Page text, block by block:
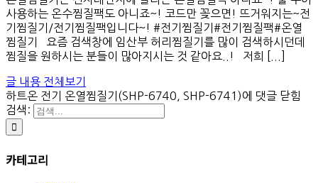
사용하는 온수찜질팩도 아니죠~! 코드만 꽂으면! 뜨거워지는~전
기찜질기/전기찜질팩입니다~! #전기찜질기#전기찜질팩#온열
찜질기 요즘 검색창에 임산부 허리찜질기를 많이 검색하시던데
찜질을 원하시는 분들이 많아지시는 것 같아요..! 저희 [...]
글 내용 전체보기
하트온 전기 온열찜질기(SHP-6740, SHP-6741)에 댓글 닫힘
검색:
카테고리